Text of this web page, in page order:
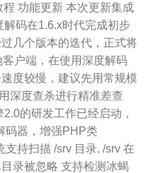
功能更新 本次更新集成
码在1.6.x时代完成初步
几个版本的迭代，正式将
户端，在使用深度解码
度较慢，建议先用常规模
深度查杀进行精准差查
的研发工作已经启动，
码器，增强PHP类
持扫描 /srv 目录, /srv 在
录被忽略 支持检测冰蝎